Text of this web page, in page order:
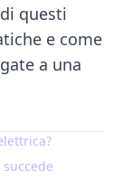
questi
e come
a una